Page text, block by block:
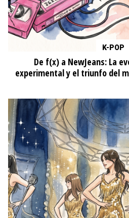
K-POP
De f(x) a NewJeans: La
experimental y el triunfo del